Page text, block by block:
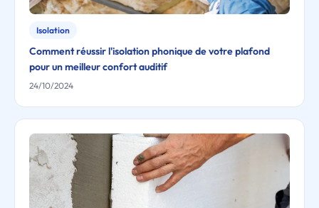
Isolation
Comment réussir l'isolation phonique de votre plafond
pour un meilleur confort auditif
24/10/2024